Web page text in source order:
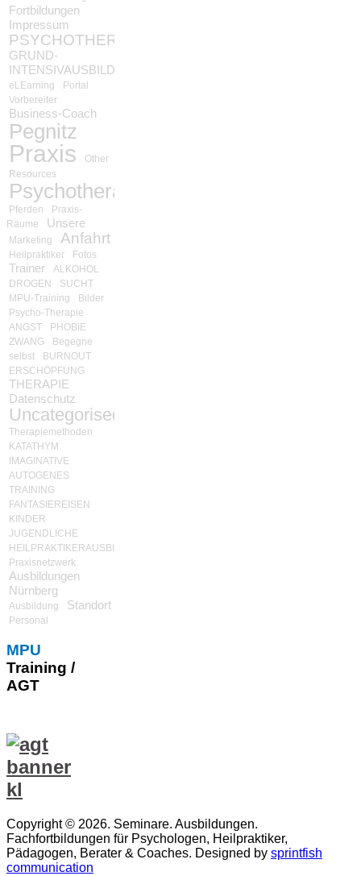
Fortbildungen
Impressum
PSYCHOTHERAPIE
GRUND-
INTENSIVAUSBILDUNG
eLEarning
Portal
Vorbereiter
Business-Coach
Pegnitz
Praxis
Other
Resources
Psychotherapie
Pferden
Praxis-
Räume
Unsere
Marketing Anfahrt
Heilpraktiker Fotos
Trainer
ALKOHOL
DROGEN
SUCHT
MPU-Training
Bilder
Psycho-Therapie
ANGST
PHOBIE
ZWANG
Begegne
selbst
BURNOUT
ERSCHÖPFUNG
THERAPIE
Datenschutz
Uncategorised
Therapiemethoden
KATATHYM
IMAGINATIVE
AUTOGENES
TRAINING
FANTASIEREISEN
KINDER
JUGENDLICHE
HEILPRAKTIKERAUSBILDUNG
Praxisnetzwerk
Ausbildungen
Nürnberg
Ausbildung Standort
Personal
MPU
Training /
AGT
Copyright © 2026. Seminare. Ausbildungen.
Fachfortbildungen für Psychologen, Heilpraktiker,
Pädagogen, Berater & Coaches. Designed by sprintfish
communication